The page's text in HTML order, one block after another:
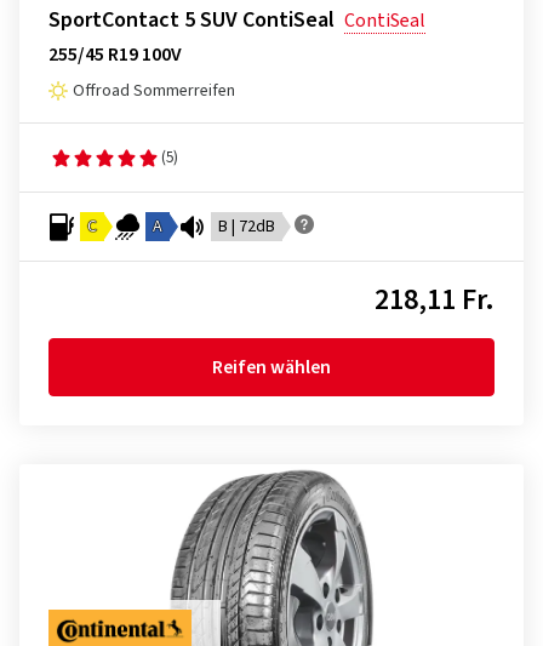
SportContact 5 SUV ContiSeal ContiSeal
255/45 R19 100V
Offroad Sommerreifen
(5)
C A B | 72dB
218,11 Fr.
Reifen wählen